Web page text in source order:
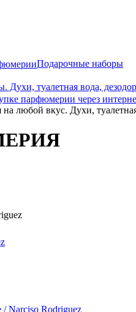
Подарочные наборы
/ Narciso Rodriguez